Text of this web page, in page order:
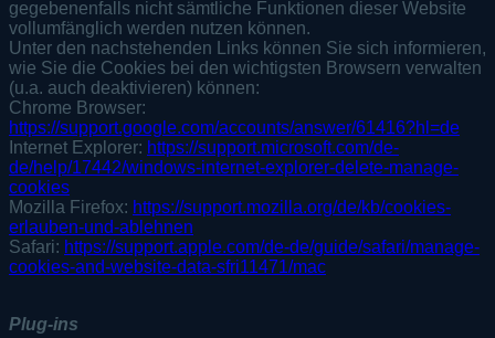
gegebenenfalls nicht sämtliche Funktionen dieser Website
vollumfänglich werden nutzen können.
Unter den nachstehenden Links können Sie sich informieren,
wie Sie die Cookies bei den wichtigsten Browsern verwalten
(u.a. auch deaktivieren) können:
Chrome Browser:
https://support.google.com/accounts/answer/61416?hl=de
Internet Explorer: https://support.microsoft.com/de-
de/help/17442/windows-internet-explorer-delete-manage-
cookies
Mozilla Firefox: https://support.mozilla.org/de/kb/cookies-
erlauben-und-ablehnen
Safari: https://support.apple.com/de-de/guide/safari/manage-
cookies-and-website-data-sfri11471/mac
Plug-ins